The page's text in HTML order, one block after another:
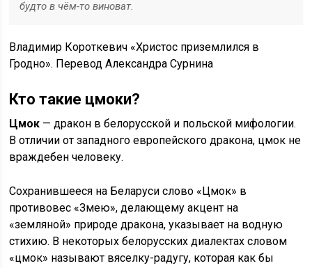
будто в чём-то виноват.
Владимир Короткевич «Христос приземлился в
Гродно». Перевод Александра Сурнина
Кто такие цмоки?
Цмок — дракон в белорусской и польской мифологии.
В отличии от западного европейского дракона, цмок не
враждебен человеку.
Сохранившееся на Беларуси слово «Цмок» в
противовес «Змею», делающему акцент на
«земляной» природе дракона, указывает на водную
стихию. В некоторых белорусских диалектах словом
«цмок» называют вяселку-радугу, которая как бы